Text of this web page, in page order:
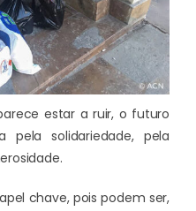
estar a ruir, o futuro
solidariedade, pela
chave, pois podem ser,